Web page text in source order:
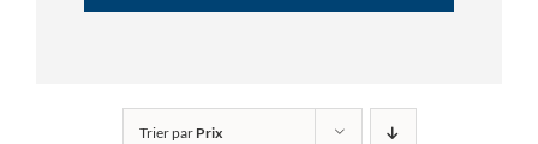
Trier par Prix